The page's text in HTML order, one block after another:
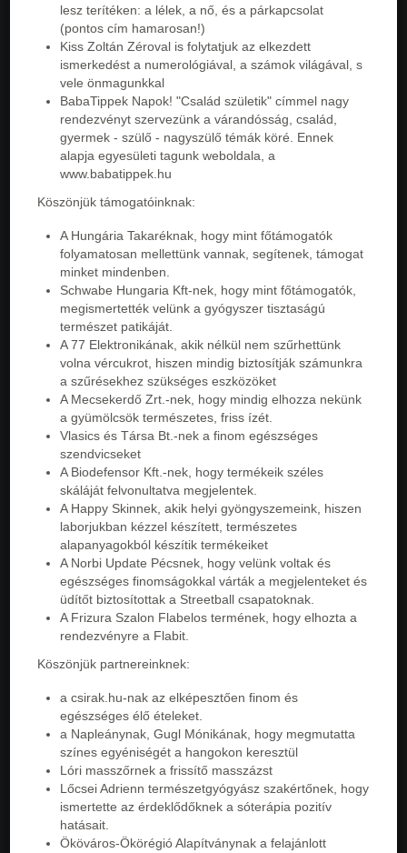
lesz terítéken: a lélek, a nő, és a párkapcsolat
(pontos cím hamarosan!)
Kiss Zoltán Zéroval is folytatjuk az elkezdett
ismerkedést a numerológiával, a számok világával, s
vele önmagunkkal
BabaTippek Napok! "Család születik" címmel nagy
rendezvényt szervezünk a várandósság, család,
gyermek - szülő - nagyszülő témák köré. Ennek
alapja egyesületi tagunk weboldala, a
www.babatippek.hu
Köszönjük támogatóinknak:
A Hungária Takaréknak, hogy mint főtámogatók
folyamatosan mellettünk vannak, segítenek, támogat
minket mindenben.
Schwabe Hungaria Kft-nek, hogy mint főtámogatók,
megismertették velünk a gyógyszer tisztaságú
természet patikáját.
A 77 Elektronikának, akik nélkül nem szűrhettünk
volna vércukrot, hiszen mindig biztosítják számunkra
a szűrésekhez szükséges eszközöket
A Mecsekerdő Zrt.-nek, hogy mindig elhozza nekünk
a gyümölcsök természetes, friss ízét.
Vlasics és Társa Bt.-nek a finom egészséges
szendvicseket
A Biodefensor Kft.-nek, hogy termékeik széles
skáláját felvonultatva megjelentek.
A Happy Skinnek, akik helyi gyöngyszemeink, hiszen
laborjukban kézzel készített, természetes
alapanyagokból készítik termékeiket
A Norbi Update Pécsnek, hogy velünk voltak és
egészséges finomságokkal várták a megjelenteket és
üdítőt biztosítottak a Streetball csapatoknak.
A Frizura Szalon Flabelos termének, hogy elhozta a
rendezvényre a Flabit.
Köszönjük partnereinknek:
a csirak.hu-nak az elképesztően finom és
egészséges élő ételeket.
a Napleánynak, Gugl Mónikának, hogy megmutatta
színes egyéniségét a hangokon keresztül
Lóri masszőrnek a frissítő masszázst
Lőcsei Adrienn természetgyógyász szakértőnek, hogy
ismertette az érdeklődőknek a sóterápia pozitív
hatásait.
Ököváros-Ökörégió Alapítványnak a felajánlott